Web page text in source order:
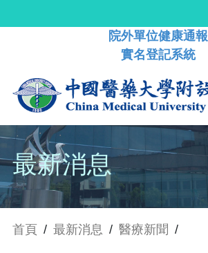
院外單位健康通報
實名登記系統
最新消息
首頁 / 最新消息 / 醫療新聞 /